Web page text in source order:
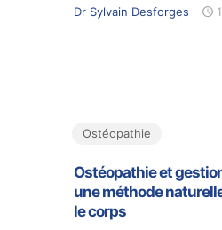
Dr Sylvain Desforges
Ostéopathie
Ostéopathie et
une méthode
le corps